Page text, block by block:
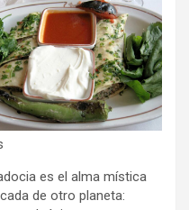
es el alma mística
de otro planeta: